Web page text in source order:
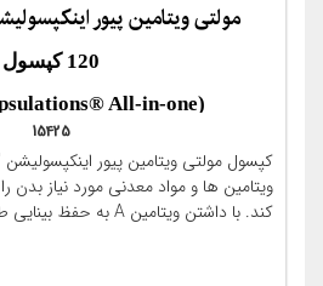
مولتی ویتامین پیور
120 کپسول
(Pure Encapsulations® All-in-one)
15425
کپسول مولتی ویتامین پیور
ویتامین ها و مواد معدنی مورد نیاز بدن
کند. با داشتن ویتامین A به حفظ بینایی طبیعی کمک می کند.